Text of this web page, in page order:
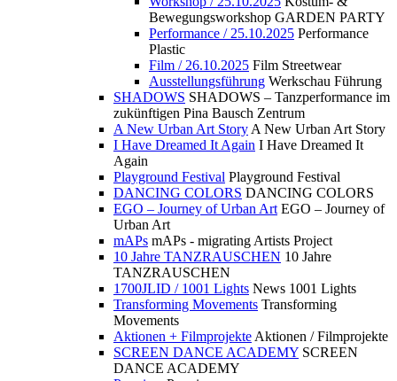
Bewegungsworkshop GARDEN PARTY
Performance / 25.10.2025 Performance
Plastic
Film / 26.10.2025 Film Streetwear
Ausstellungsführung Werkschau Führung
SHADOWS SHADOWS – Tanzperformance im
zukünftigen Pina Bausch Zentrum
A New Urban Art Story A New Urban Art Story
I Have Dreamed It Again I Have Dreamed It
Again
Playground Festival Playground Festival
DANCING COLORS DANCING COLORS
EGO – Journey of Urban Art EGO – Journey of
Urban Art
mAPs mAPs - migrating Artists Project
10 Jahre TANZRAUSCHEN 10 Jahre
TANZRAUSCHEN
1700JLID / 1001 Lights News 1001 Lights
Transforming Movements Transforming
Movements
Aktionen + Filmprojekte Aktionen / Filmprojekte
SCREEN DANCE ACADEMY SCREEN
DANCE ACADEMY